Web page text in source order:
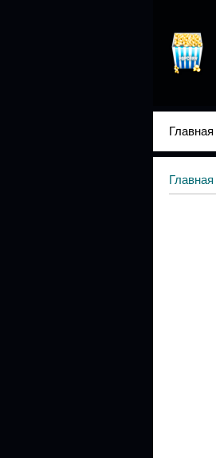
Главная
Главная